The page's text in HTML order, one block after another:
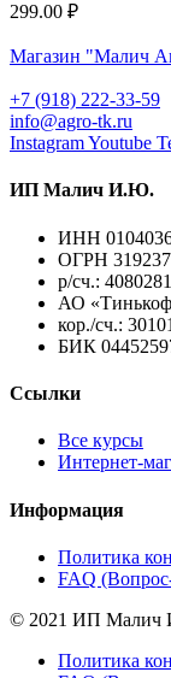
299.00 ₽
Магазин "Малич
+7 (918) 222-33-59
info@agro-tk.ru
InstagramYoutube
ИП Малич И.Ю.​
ИНН
ОГРН
р/сч.:
АО
кор./сч.:
БИК
Ссылки
Все курсы
Интернет-
Информация
Политика
FAQ
© 2021 ИП Малич
Политика